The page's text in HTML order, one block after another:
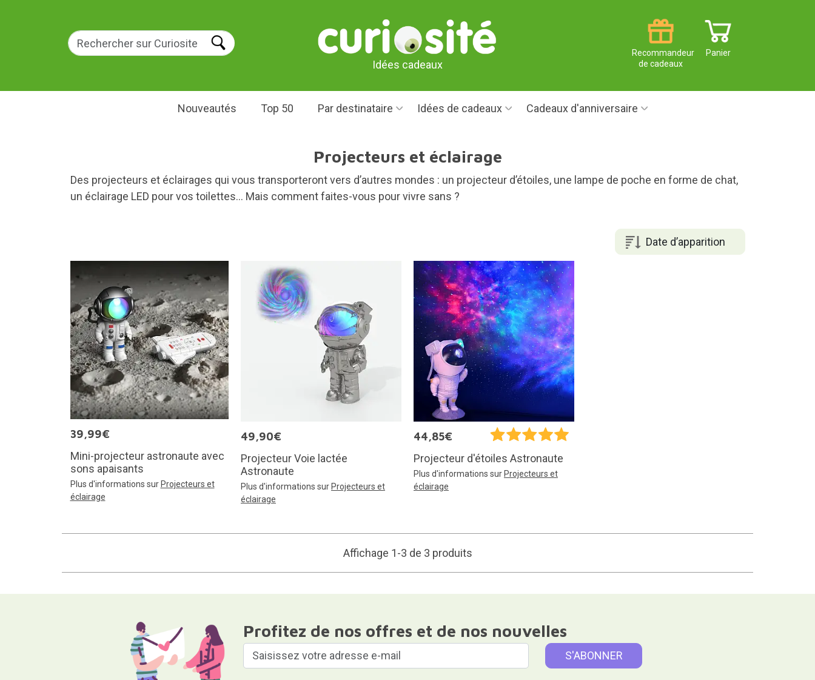
Idées cadeaux
Panier
Recommandeur
de cadeaux
Nouveautés Top 50 Par destinataire Idées de cadeaux Cadeaux d'anniversaire
Projecteurs et éclairage
Des projecteurs et éclairages qui vous transporteront vers d’autres mondes : un projecteur d’étoiles, une lampe de poche en forme de chat,
un éclairage LED pour vos toilettes... Mais comment faites-vous pour vivre sans ?
Date d’apparition
39,99€
Mini-projecteur astronaute avec
sons apaisants
Plus d'informations sur Projecteurs et
éclairage
49,90€
Projecteur Voie lactée
Astronaute
Plus d'informations surProjecteurs et
éclairage
44,85€
Projecteur d'étoiles Astronaute
Plus d'informations sur Projecteurs et
éclairage
Affichage 1-3 de 3 produits
Profitez de nos offres et de nos nouvelles